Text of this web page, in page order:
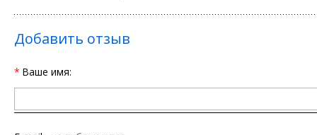
Добавить отзыв
* Ваше имя: